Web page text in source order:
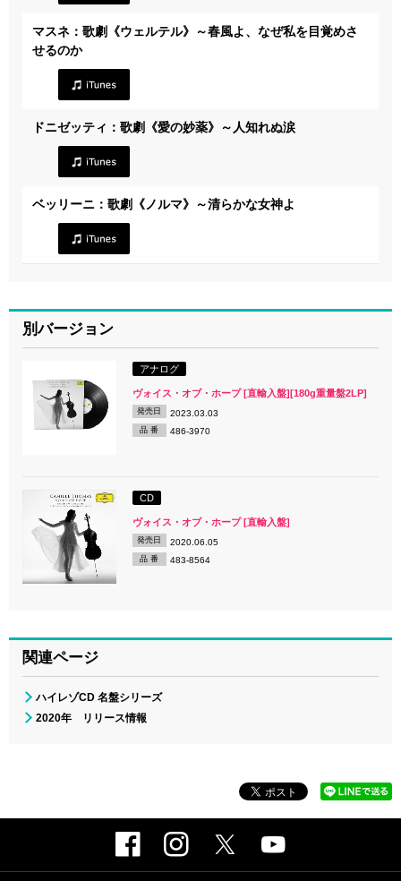
マスネ：歌劇《ウェルテル》～春風よ、なぜ私を目覚めさ
せるのか
ドニゼッティ：歌劇《愛の妙薬》～人知れぬ涙
ベッリーニ：歌劇《ノルマ》～清らかな女神よ
別バージョン
アナログ
ヴォイス・オブ・ホープ [直輸入盤][180g重量盤2LP]
発売日 2023.03.03
品 番 486-3970
CD
ヴォイス・オブ・ホープ [直輸入盤]
発売日 2020.06.05
品 番 483-8564
関連ページ
ハイレゾCD 名盤シリーズ
2020年 リリース情報